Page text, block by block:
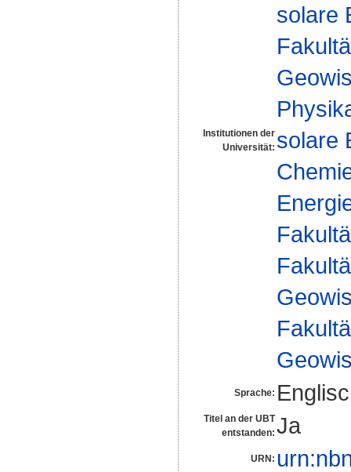
Institutionen der
Universität:
solare
solare
Sprache:
Titel an der UBT
entstanden: Ja
URN: